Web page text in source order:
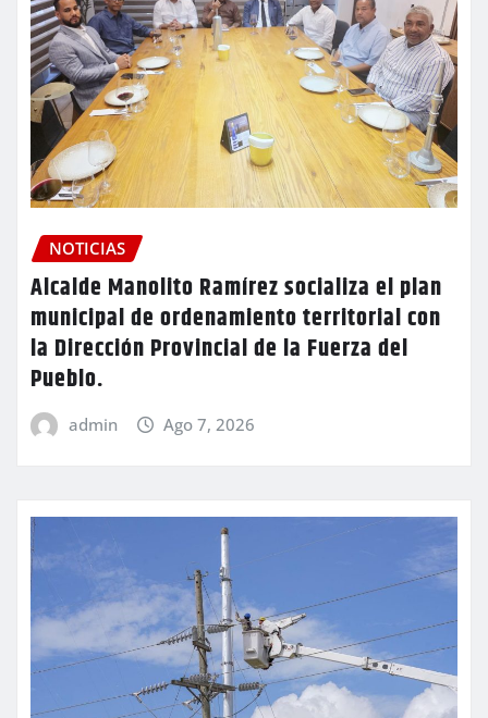
NOTICIAS
Alcalde Manolito Ramírez socializa el plan
municipal de ordenamiento territorial con
la Dirección Provincial de la Fuerza del
Pueblo.
admin Ago 7, 2026